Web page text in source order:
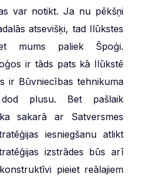
var notikt. Ja nu pēkšņi
atsevišķi, tad Ilūkstes
mums paliek Špoģi.
ir tāds pats kā Ilūkstē
ir Būvniecības tehnikuma
plusu. Bet pašlaik
sakarā ar Satversmes
iesniegšanu atlikt
izstrādes būs arī
pieiet reālajiem